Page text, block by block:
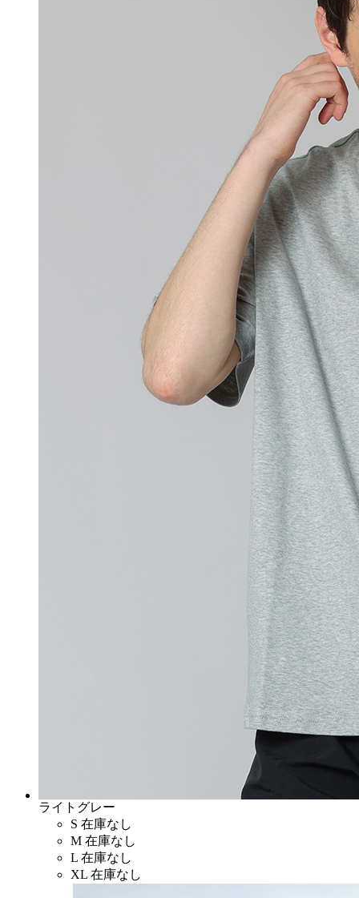
ライトグレー
S 在庫なし
M 在庫なし
L 在庫なし
XL 在庫なし